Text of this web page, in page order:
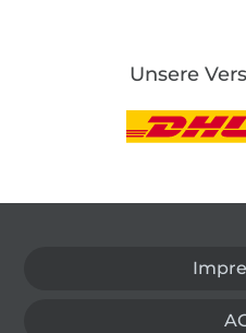
Unsere